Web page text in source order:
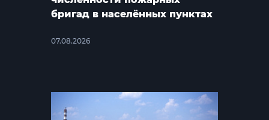
бригад в населённых пунктах
07.08.2026